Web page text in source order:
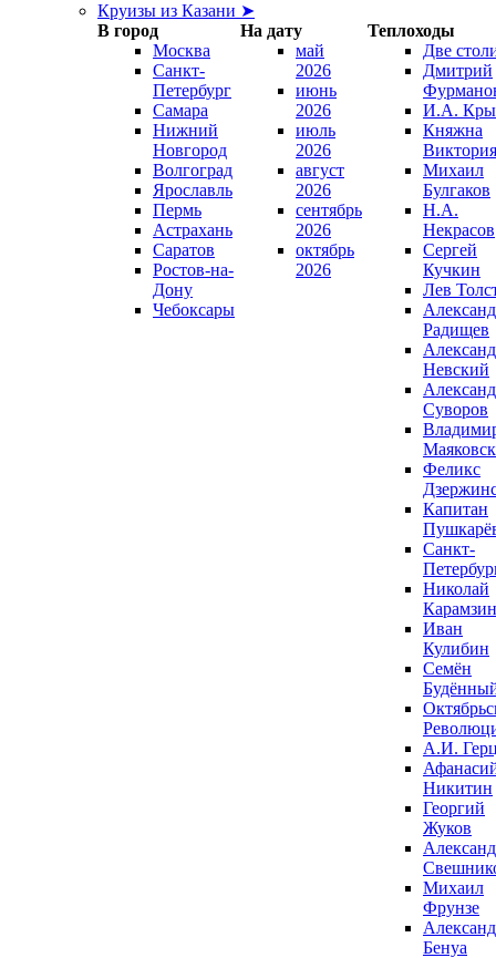
Круизы из Казани ➤
В город
На дату
Теплоходы
Москва
Санкт-
Петербург
Самара
Нижний
Новгород
Волгоград
Ярославль
Пермь
Астрахань
Саратов
Ростов-на-
Дону
Чебоксары
май
2026
июнь
2026
июль
2026
август
2026
сентябрь
2026
октябрь
2026
Две
Дмитрий
И.А.
Княжна
Виктория
Михаил
Булгаков
Н.А.
Некрасов
Сергей
Кучкин
Лев
Радищев
Невский
Суворов
Феликс
Капитан
Санкт-
Николай
Карамзин
Иван
Кулибин
Семён
А.И.
Никитин
Георгий
Жуков
Михаил
Фрунзе
Бенуа